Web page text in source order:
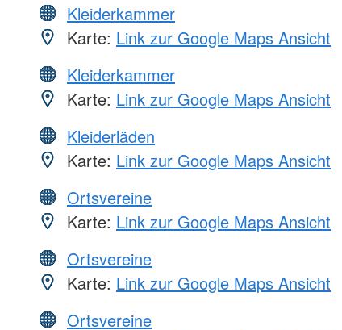
Kleiderkammer
Karte: Link zur Google Maps Ansicht
Kleiderkammer
Karte: Link zur Google Maps Ansicht
Kleiderläden
Karte: Link zur Google Maps Ansicht
Ortsvereine
Karte: Link zur Google Maps Ansicht
Ortsvereine
Karte: Link zur Google Maps Ansicht
Ortsvereine